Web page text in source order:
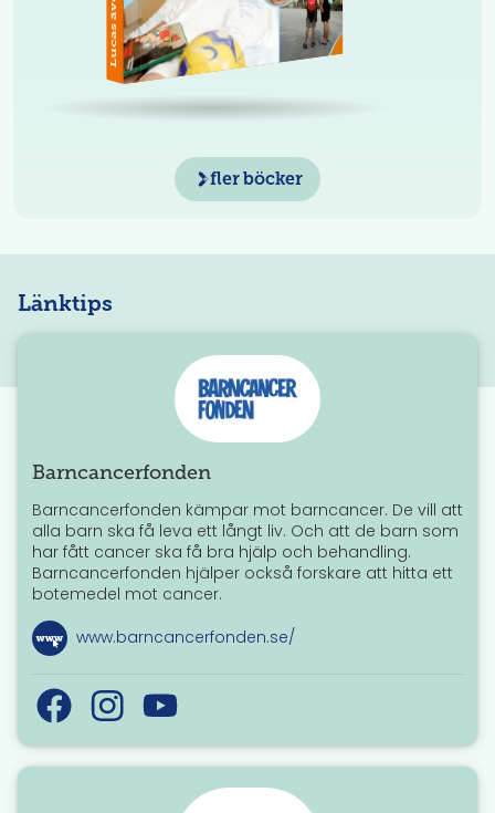
fler böcker
Länktips
Barncancerfonden
Barncancerfonden kämpar mot barncancer. De vill att
alla barn ska få leva ett långt liv. Och att de barn som
har fått cancer ska få bra hjälp och behandling.
Barncancerfonden hjälper också forskare att hitta ett
botemedel mot cancer.
www.barncancerfonden.se/